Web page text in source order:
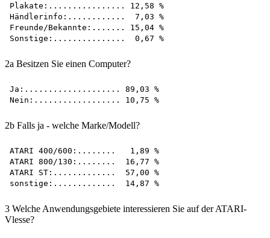
Plakate:................ 12,58 %
Händlerinfo:............  7,03 %
Freunde/Bekannte:....... 15,04 %
2a Besitzen Sie einen Computer?
Ja:.................... 89,03 %
2b Falls ja - welche Marke/Modell?
ATARI 400/600:........   1,89 %
ATARI 800/130:........  16,77 %
ATARI ST:.............  57,00 %
3 Welche Anwendungsgebiete interessieren Sie auf der ATARI-
Vlesse?